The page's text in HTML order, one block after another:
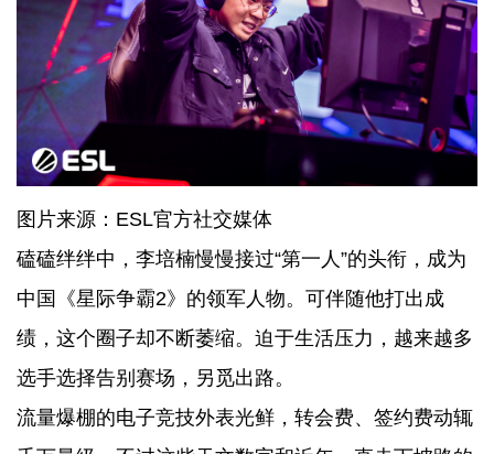
图片来源：ESL官方社交媒体
磕磕绊绊中，李培楠慢慢接过“第一人”的头衔，成为
中国《星际争霸2》的领军人物。可伴随他打出成
绩，这个圈子却不断萎缩。迫于生活压力，越来越多
选手选择告别赛场，另觅出路。
流量爆棚的电子竞技外表光鲜，转会费、签约费动辄